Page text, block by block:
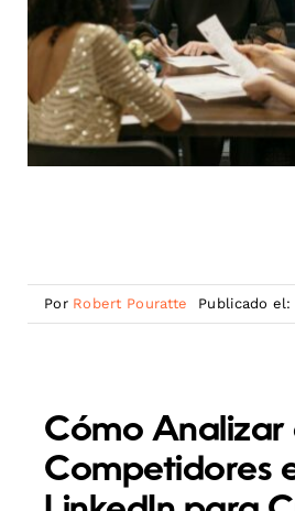
Por Robert Pouratte Publicado el:
Cómo Analizar
Competidores